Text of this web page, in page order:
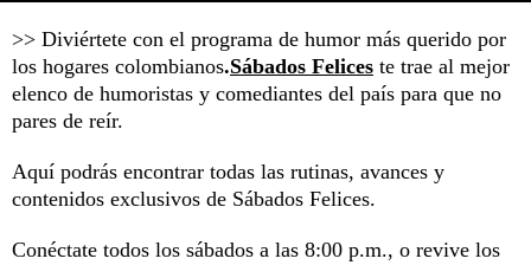
>> Diviértete con el programa de humor más querido por
los hogares colombianos.Sábados Felices te trae al mejor
elenco de humoristas y comediantes del país para que no
pares de reír.
Aquí podrás encontrar todas las rutinas, avances y
contenidos exclusivos de Sábados Felices.
Conéctate todos los sábados a las 8:00 p.m., o revive los